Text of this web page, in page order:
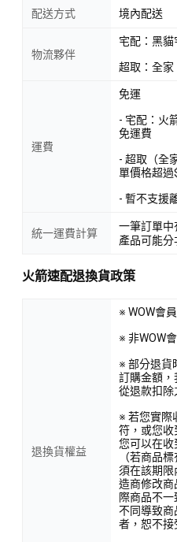
配送方式 境內配送
物流夥伴
宅配：黑貓
超取：全家
運費
免運
- 宅配：火
免運費
- 超取（全
單價格超
- 暫不支援
統一運費計算
一筆訂單中
產品可能分
火箭速配退換貨政策
退換貨權益
※ WOW會
※ 非WOW
※ 部分退貨
訂購金額，
從退款扣除
※ 若您實際
符，或您收
您可以在收
（若商品
須在該期限
造商修改商
際商品不
不同導致商
者，恕不接